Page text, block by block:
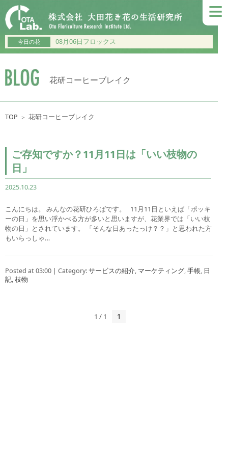
≡
今日の花 08月06日フロックス
花研コーヒーブレイク
TOP ＞ 花研コーヒーブレイク
ご存知ですか？11月11日は「いい枝物の
日」
2025.10.23
こんにちは。 みんなの花研ひろばです。 11月11日といえば「ポッキ
ーの日」を思い浮かべる方が多いと思いますが、花業界では「いい枝
物の日」とされています。 「そんな日あったっけ？？」と思われた方
もいらっしゃ…
Posted at 03:00 | Category:サービスの紹介, マーケティング,手帳, 日
記,枝物
1 / 1 1